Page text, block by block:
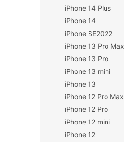
iPhone 14 Plus
iPhone 14
iPhone SE2022
iPhone 13 Pro Max
iPhone 13 Pro
iPhone 13 mini
iPhone 13
iPhone 12 Pro Max
iPhone 12 Pro
iPhone 12 mini
iPhone 12